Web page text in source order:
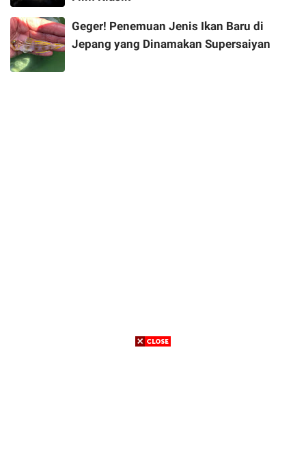
Geger! Penemuan Jenis Ikan Baru di
Jepang yang Dinamakan Supersaiyan